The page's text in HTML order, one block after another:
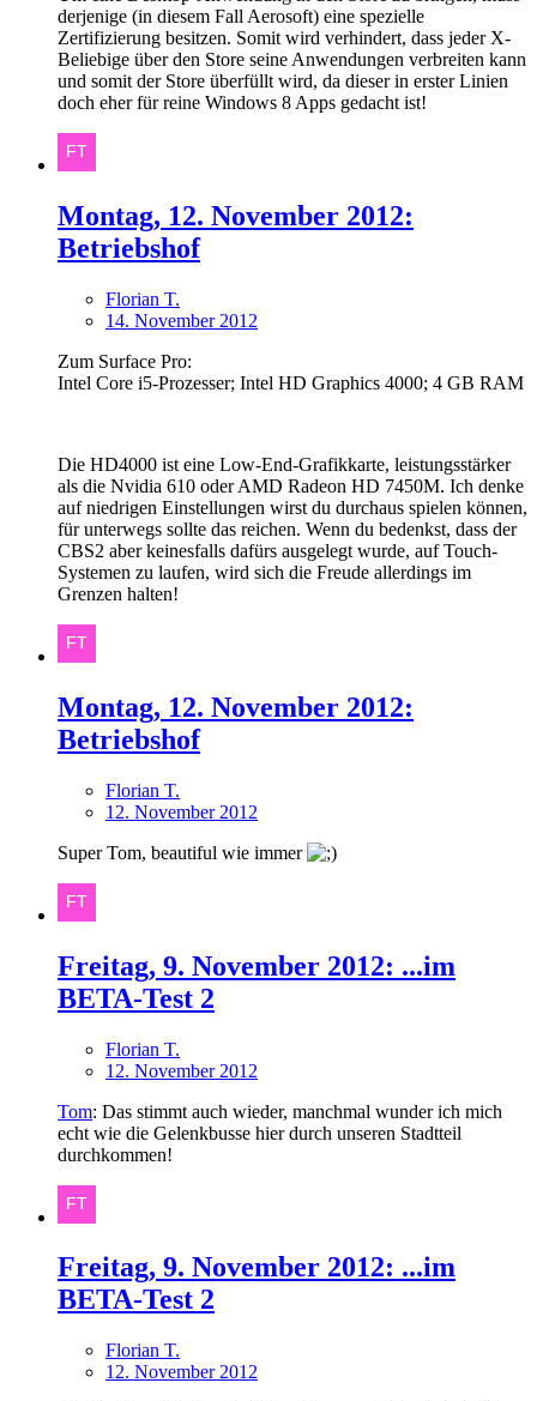
derjenige (in diesem Fall Aerosoft) eine spezielle
Zertifizierung besitzen. Somit wird verhindert, dass jeder X-
Beliebige über den Store seine Anwendungen verbreiten kann
und somit der Store überfüllt wird, da dieser in erster Linien
doch eher für reine Windows 8 Apps gedacht ist!
Montag, 12. November 2012:
Betriebshof
Florian T.
14. November 2012
Zum Surface Pro:
Intel Core i5-Prozesser; Intel HD Graphics 4000; 4 GB RAM
Die HD4000 ist eine Low-End-Grafikkarte, leistungsstärker
als die Nvidia 610 oder AMD Radeon HD 7450M. Ich denke
auf niedrigen Einstellungen wirst du durchaus spielen können,
für unterwegs sollte das reichen. Wenn du bedenkst, dass der
CBS2 aber keinesfalls dafürs ausgelegt wurde, auf Touch-
Systemen zu laufen, wird sich die Freude allerdings im
Grenzen halten!
Montag, 12. November 2012:
Betriebshof
Florian T.
12. November 2012
Super Tom, beautiful wie immer
Freitag, 9. November 2012: ...im
BETA-Test 2
Florian T.
12. November 2012
Tom: Das stimmt auch wieder, manchmal wunder ich mich
echt wie die Gelenkbusse hier durch unseren Stadtteil
durchkommen!
Freitag, 9. November 2012: ...im
BETA-Test 2
Florian T.
12. November 2012